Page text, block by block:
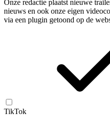
Onze redactie plaatst nieuwe
nieuws en ook onze eigen
via een plugin getoond op de
TikTok